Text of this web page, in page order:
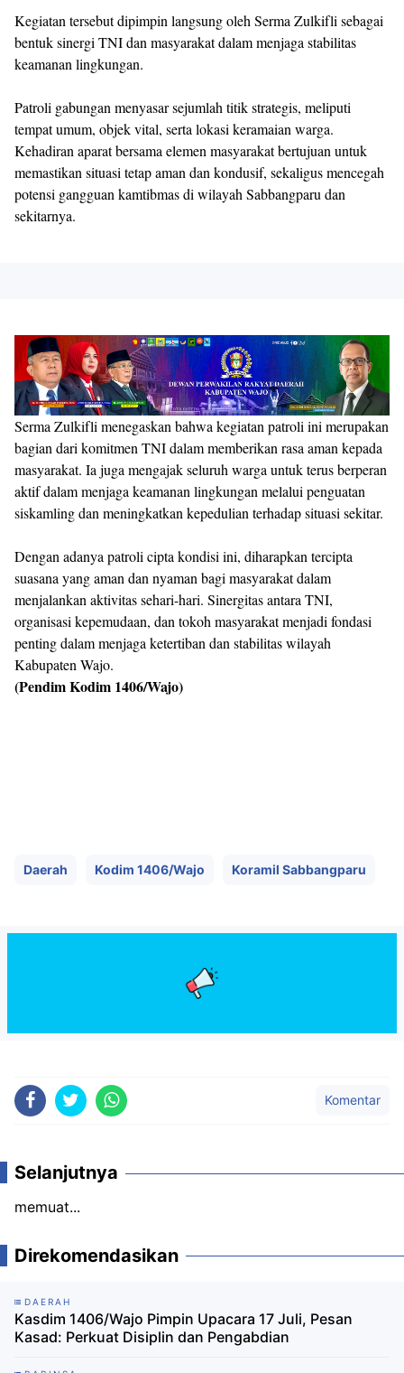
Kegiatan tersebut dipimpin langsung oleh Serma Zulkifli sebagai
bentuk sinergi TNI dan masyarakat dalam menjaga stabilitas
keamanan lingkungan.
Patroli gabungan menyasar sejumlah titik strategis, meliputi
tempat umum, objek vital, serta lokasi keramaian warga.
Kehadiran aparat bersama elemen masyarakat bertujuan untuk
memastikan situasi tetap aman dan kondusif, sekaligus mencegah
potensi gangguan kamtibmas di wilayah Sabbangparu dan
sekitarnya.
Serma Zulkifli menegaskan bahwa kegiatan patroli ini merupakan
bagian dari komitmen TNI dalam memberikan rasa aman kepada
masyarakat. Ia juga mengajak seluruh warga untuk terus berperan
aktif dalam menjaga keamanan lingkungan melalui penguatan
siskamling dan meningkatkan kepedulian terhadap situasi sekitar.
Dengan adanya patroli cipta kondisi ini, diharapkan tercipta
suasana yang aman dan nyaman bagi masyarakat dalam
menjalankan aktivitas sehari-hari. Sinergitas antara TNI,
organisasi kepemudaan, dan tokoh masyarakat menjadi fondasi
penting dalam menjaga ketertiban dan stabilitas wilayah
Kabupaten Wajo.
(Pendim Kodim 1406/Wajo)
Daerah Kodim 1406/Wajo Koramil Sabbangparu
Komentar
Selanjutnya
memuat...
Direkomendasikan
DAERAH
Kasdim 1406/Wajo Pimpin Upacara 17 Juli, Pesan
Kasad: Perkuat Disiplin dan Pengabdian